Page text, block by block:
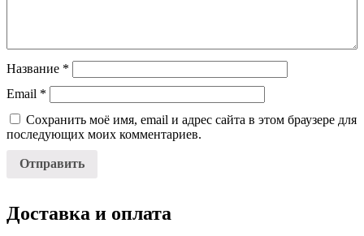
Название *
Email *
Сохранить моё имя, email и адрес сайта в этом браузере для
последующих моих комментариев.
Доставка и оплата